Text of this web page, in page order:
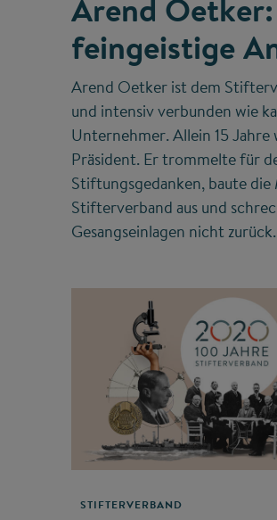
Arend
feingeistige
Arend Oetker ist dem
und intensiv verbunden wie
Unternehmer. Allein 15 Jahre
Präsident. Er trommelte für
Stiftungsgedanken, baute die
Stifterverband aus und
Gesangseinlagen nicht zurück.
STIFTERVERBAND